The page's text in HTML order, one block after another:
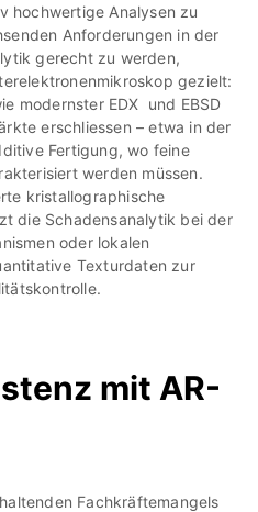
hochwertige Analysen zu
Anforderungen in der
gerecht zu werden,
gezielt:
modernster EDX und EBSD
erschliessen – etwa in der
Fertigung, wo feine
werden müssen.
kristallographische
die Schadensanalytik bei der
oder lokalen
Texturdaten zur
mit AR-
Fachkräftemangels